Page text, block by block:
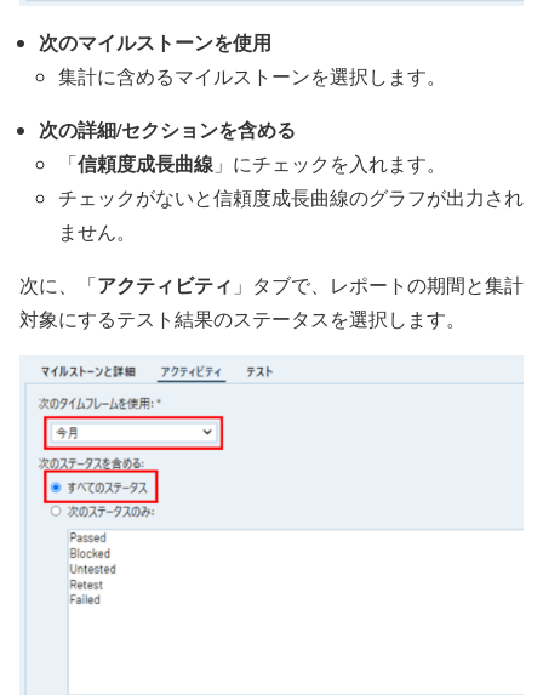
次のマイルストーンを使用
集計に含めるマイルストーンを選択します。
次の詳細/セクションを含める
「信頼度成長曲線 」にチェックを入れます。
チェックがないと信頼度成長曲線のグラフが出力され
ません。
次に、「アクティビティ 」タブで、レポートの期間と集計
対象にするテスト結果のステータスを選択します。